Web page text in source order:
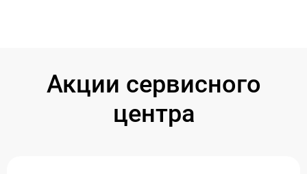
Акции сервисного
центра